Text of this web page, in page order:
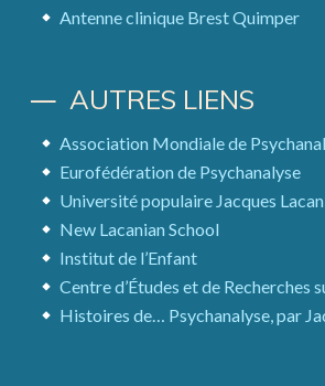
Antenne clinique Brest Quimper
AUTRES LIENS
Association Mondiale de
Eurofédération de Psychanalyse
Université populaire Jacques Lacan
New Lacanian School
Institut de l’Enfant
Centre d’Études et de Recherches
Histoires de… Psychanalyse, par